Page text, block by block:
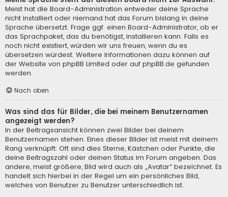
Meist hat die Board-Administration entweder deine Sprache
nicht installiert oder niemand hat das Forum bislang in deine
Sprache übersetzt. Frage ggf. einen Board-Administrator, ob er
das Sprachpaket, das du benötigst, installieren kann. Falls es
noch nicht existiert, würden wir uns freuen, wenn du es
übersetzen würdest. Weitere Informationen dazu können auf
der Website von phpBB Limited oder auf phpBB.de gefunden
werden.
Nach oben
Was sind das für Bilder, die bei meinem Benutzernamen
angezeigt werden?
In der Beitragsansicht können zwei Bilder bei deinem
Benutzernamen stehen. Eines dieser Bilder ist meist mit deinem
Rang verknüpft: Oft sind dies Sterne, Kästchen oder Punkte, die
deine Beitragszahl oder deinen Status im Forum angeben. Das
andere, meist größere, Bild wird auch als „Avatar“ bezeichnet. Es
handelt sich hierbei in der Regel um ein persönliches Bild,
welches von Benutzer zu Benutzer unterschiedlich ist.